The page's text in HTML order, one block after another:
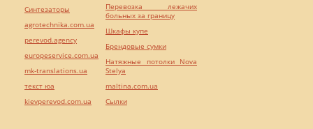
Синтезаторы
agrotechnika.com.ua
perevod.agency
europeservice.com.ua
mk-translations.ua
текст юа
kievperevod.com.ua
Перевозка лежачих
больных за границу
Шкафы купе
Брендовые сумки
Натяжные потолки Nova
Stelya
maltina.com.ua
Cылки